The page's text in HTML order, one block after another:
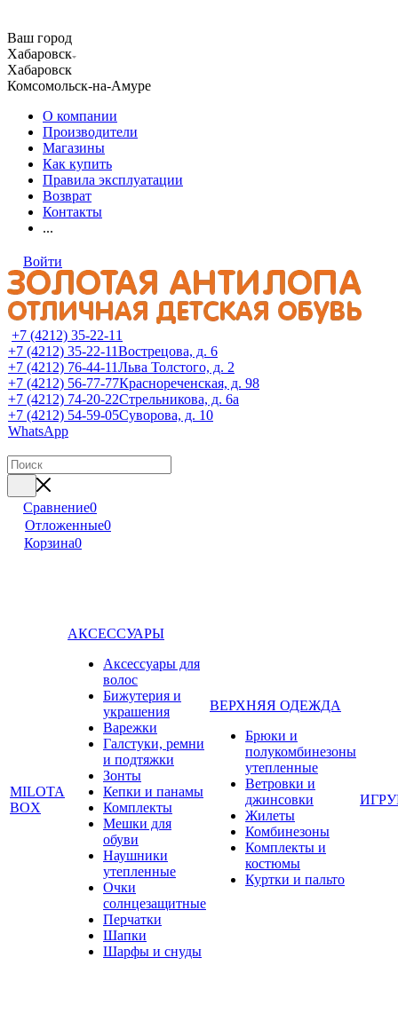
Ваш город
Хабаровск
Хабаровск
Комсомольск-на-Амуре
О компании
Производители
Магазины
Как купить
Правила эксплуатации
Возврат
Контакты
...
Войти
+7 (4212) 35-22-11
+7 (4212) 35-22-11Вострецова, д. 6
+7 (4212) 76-44-11Льва Толстого, д. 2
+7 (4212) 56-77-77Краснореченская, д. 98
+7 (4212) 74-20-22Стрельникова, д. 6а
+7 (4212) 54-59-05Суворова, д. 10
WhatsApp
Сравнение0
Отложенные0
Корзина0
MILOTA
BOX
АКСЕССУАРЫ
Аксессуары для
волос
Бижутерия и
украшения
Варежки
Галстуки, ремни
и подтяжки
Зонты
Кепки и панамы
Комплекты
Мешки для
обуви
Наушники
утепленные
Очки
солнцезащитные
Перчатки
Шапки
Шарфы и снуды
ВЕРХНЯЯ ОДЕЖДА
Брюки и
полукомбинезоны
утепленные
Ветровки и
джинсовки
Жилеты
Комбинезоны
Комплекты и
костюмы
Куртки и пальто